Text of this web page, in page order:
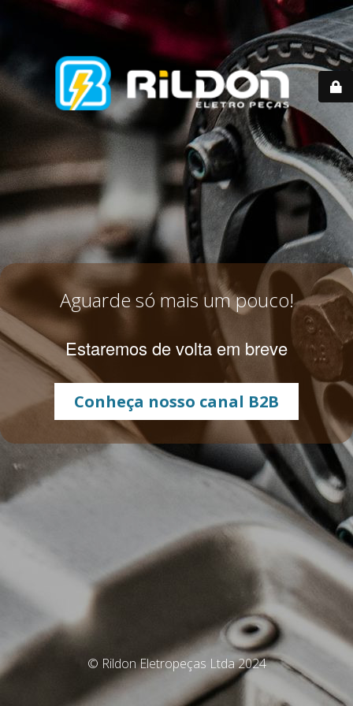
Aguarde só mais um pouco!
Estaremos de volta em breve
Conheça nosso canal B2B
© Rildon Eletropeças Ltda 2024